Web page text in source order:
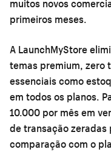
muitos novos
primeiros meses.
A LaunchMyStore
temas premium, zero
essenciais como
em todos os planos.
10.000 por mês em
de transação zeradas
comparação com o